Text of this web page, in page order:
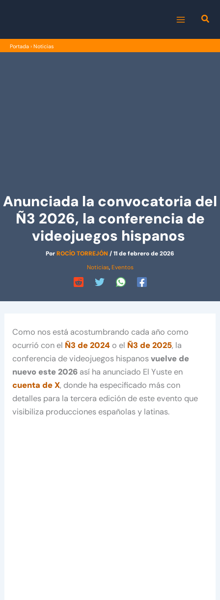
MENU
Portada › Noticias
Anunciada la convocatoria del
Ñ3 2026, la conferencia de
videojuegos hispanos
PorROCÍO TORREJÓN /11 de febrero de 2026
Noticias, Eventos
Como nos está acostumbrando cada año como
ocurrió con el Ñ3 de 2024 o el Ñ3 de 2025, la
conferencia de videojuegos hispanosvuelve de
nuevo este 2026 así ha anunciado El Yuste en
cuenta de X, donde ha especificado más con
detalles para la tercera edición de este evento que
visibiliza producciones españolas y latinas.